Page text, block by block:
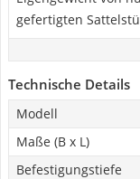
gefertigten
Technische Details
Modell
Maße (B x L)
Befestigungstiefe